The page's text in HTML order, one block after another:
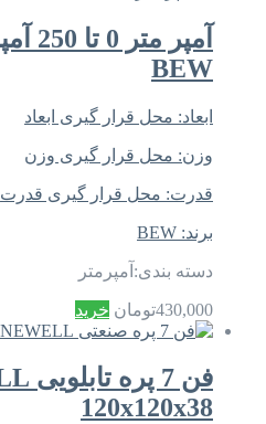
BEW
ابعاد: محل قرار گیری ابعاد
وزن: محل قرار گیری وزن
قدرت: محل قرار گیری قدرت
برند: BEW
دسته بندی: آمپرمتر
430,000تومان خرید
120x120x38